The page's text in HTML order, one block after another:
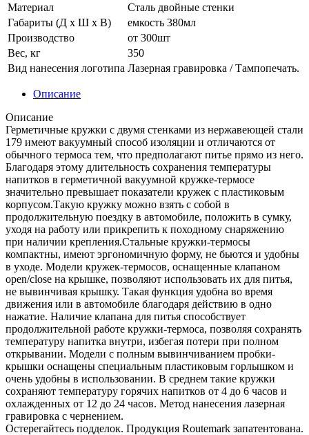
Материал
Сталь двойные стенки
Габариты (Д х Ш х В)
емкость 380мл
Производство
от 300шт
Вес, кг
350
Вид нанесения логотипа Лазерная гравировка / Тампопечать.
Описание
Описание
Герметичные кружки с двумя стенками из нержавеющей стали
179 имеют вакуумный способ изоляции и отличаются от
обычного термоса тем, что предполагают питье прямо из него.
Благодаря этому длительность сохранения температуры
напитков в герметичной вакуумной кружке-термосе
значительно превышает показатели кружек с пластиковым
корпусом.Такую кружку можно взять с собой в
продолжительную поездку в автомобиле, положить в сумку,
уходя на работу или прикрепить к походному снаряжению
при наличии крепления.Стальные кружки-термосы
компактны, имеют эргономичную форму, не бьются и удобны
в уходе. Модели кружек-термосов, оснащенные клапаном
open/close на крышке, позволяют использовать их для питья,
не вывинчивая крышку. Такая функция удобна во время
движения или в автомобиле благодаря действию в одно
нажатие. Наличие клапана для питья способствует
продолжительной работе кружки-термоса, позволяя сохранять
температуру напитка внутри, избегая потери при полном
открывании. Модели с полным вывинчиванием пробки-
крышки оснащены специальным пластиковым горлышком и
очень удобны в использовании. В среднем такие кружки
сохраняют температуру горячих напитков от 4 до 6 часов и
охлажденных от 12 до 24 часов. Метод нанесения лазерная
гравировка с чернением.
Остерегайтесь подделок. Продукция Routemark запатентована.